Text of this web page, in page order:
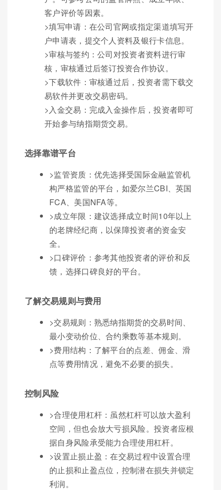
客户评价等因素。
>填写申请：在公司官网或指定渠道填写开
户申请表，提交个人资料及银行卡信息。
>审核与签约：公司对投资者资料进行审
核，审核通过后签订投资合作协议。
>下载软件：审核通过后，投资者需下载交
易软件并更改交易密码。
>入金交易：完成入金操作后，投资者即可
开始参与纳指期货交易。
选择靠谱平台
>监管资质：优先选择受国际金融监管机
构严格监管的平台，如爱尔兰CBI、英国
FCA、美国NFA等。
>成立年限：建议选择成立时间10年以上
的老牌经纪商，以保障投资者的资金安
全。
>口碑评价：参考其他投资者的评价和反
馈，选择口碑良好的平台。
了解交易规则与费用
>交易规则：熟悉纳指期货的交易时间、
最小变动价位、合约乘数等基本规则。
>费用结构：了解平台的点差、佣金、滑
点等费用情况，避免不必要的损失。
控制风险
>合理使用杠杆：虽然杠杆可以放大盈利
空间，但也会放大亏损风险。投资者应根
据自身风险承受能力合理使用杠杆。
>设置止损止盈：在交易过程中设置合理
的止损和止盈点位，控制潜在损失并锁定
利润。